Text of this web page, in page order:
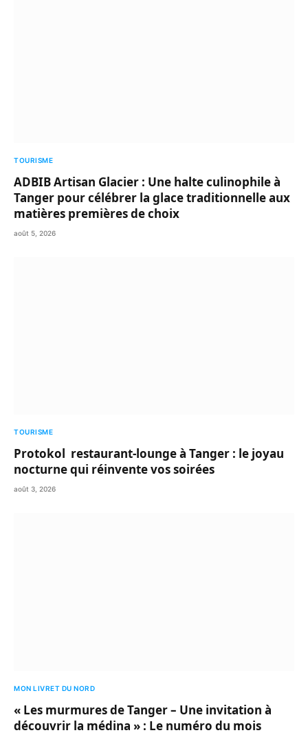
TOURISME
ADBIB Artisan Glacier : Une halte culinophile à
Tanger pour célébrer la glace traditionnelle aux
matières premières de choix
août 5, 2026
TOURISME
Protokol restaurant-lounge à Tanger : le joyau
nocturne qui réinvente vos soirées
août 3, 2026
MON LIVRET DU NORD
« Les murmures de Tanger – Une invitation à
découvrir la médina » : Le numéro du mois